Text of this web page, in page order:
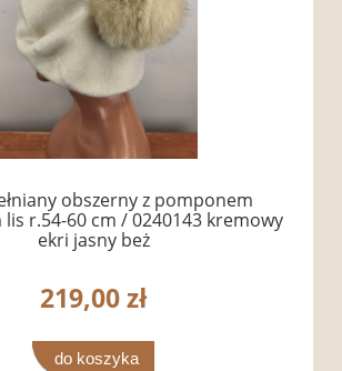
obszerny z pomponem
r.54-60 cm / 0240143 kremowy
ekri jasny beż
219,00 zł
do koszyka